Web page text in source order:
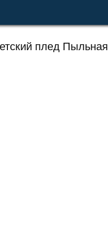
плед